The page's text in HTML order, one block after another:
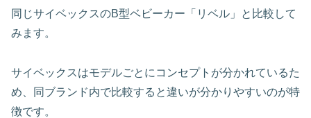
同じサイベックスのB型ベビーカー「リベル」と比較して
みます。
サイベックスはモデルごとにコンセプトが分かれているた
め、同ブランド内で比較すると違いが分かりやすいのが特
徴です。